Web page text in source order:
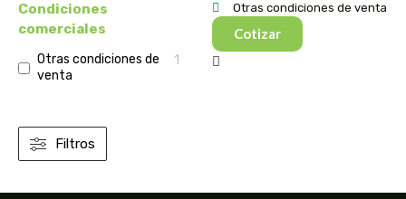
Condiciones
comerciales
Otras condiciones de
venta
1
Filtros
Otras condiciones de venta
Cotizar